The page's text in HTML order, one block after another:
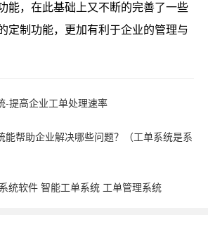
能，在此基础上又不断的完善了一些
定制功能，更加有利于企业的管理与
-提高企业工单处理速率
能帮助企业解决哪些问题？（工单系统是系
统软件 智能工单系统 工单管理系统